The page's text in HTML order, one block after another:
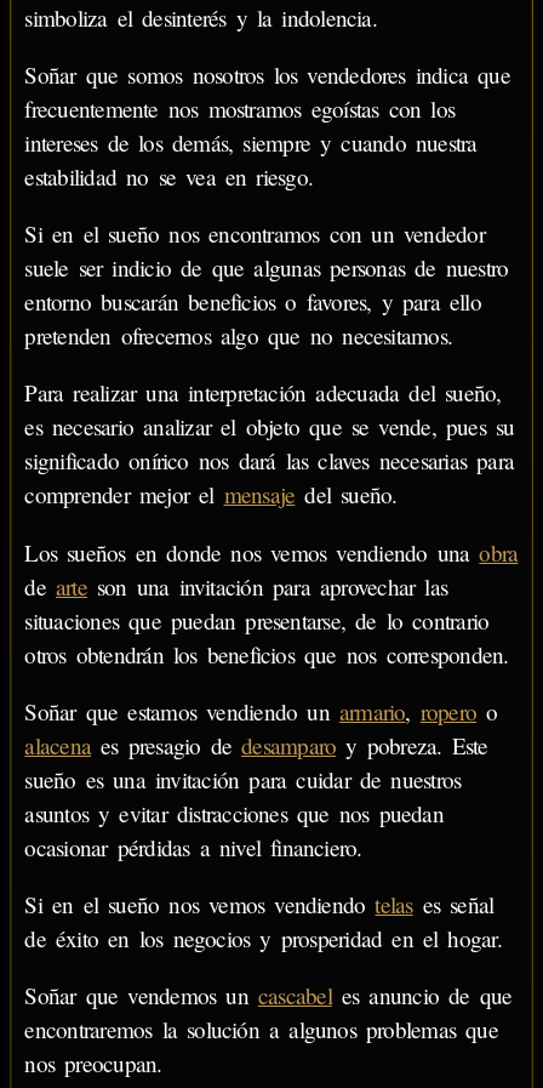
simboliza el desinterés y la indolencia.
Soñar que somos nosotros los vendedores indica que
frecuentemente nos mostramos egoístas con los
intereses de los demás, siempre y cuando nuestra
estabilidad no se vea en riesgo.
Si en el sueño nos encontramos con un vendedor
suele ser indicio de que algunas personas de nuestro
entorno buscarán beneficios o favores, y para ello
pretenden ofrecernos algo que no necesitamos.
Para realizar una interpretación adecuada del sueño,
es necesario analizar el objeto que se vende, pues su
significado onírico nos dará las claves necesarias para
comprender mejor el mensaje del sueño.
Los sueños en donde nos vemos vendiendo unaobra
de arteson una invitación para aprovechar las
situaciones que puedan presentarse, de lo contrario
otros obtendrán los beneficios que nos corresponden.
Soñar que estamos vendiendo un armario, ropero o
alacenaes presagio dedesamparo y pobreza. Este
sueño es una invitación para cuidar de nuestros
asuntos y evitar distracciones que nos puedan
ocasionar pérdidas a nivel financiero.
Si en el sueño nos vemos vendiendotelases señal
de éxito en los negocios y prosperidad en el hogar.
Soñar que vendemos un cascabeles anuncio de que
encontraremos la solución a algunos problemas que
nos preocupan.